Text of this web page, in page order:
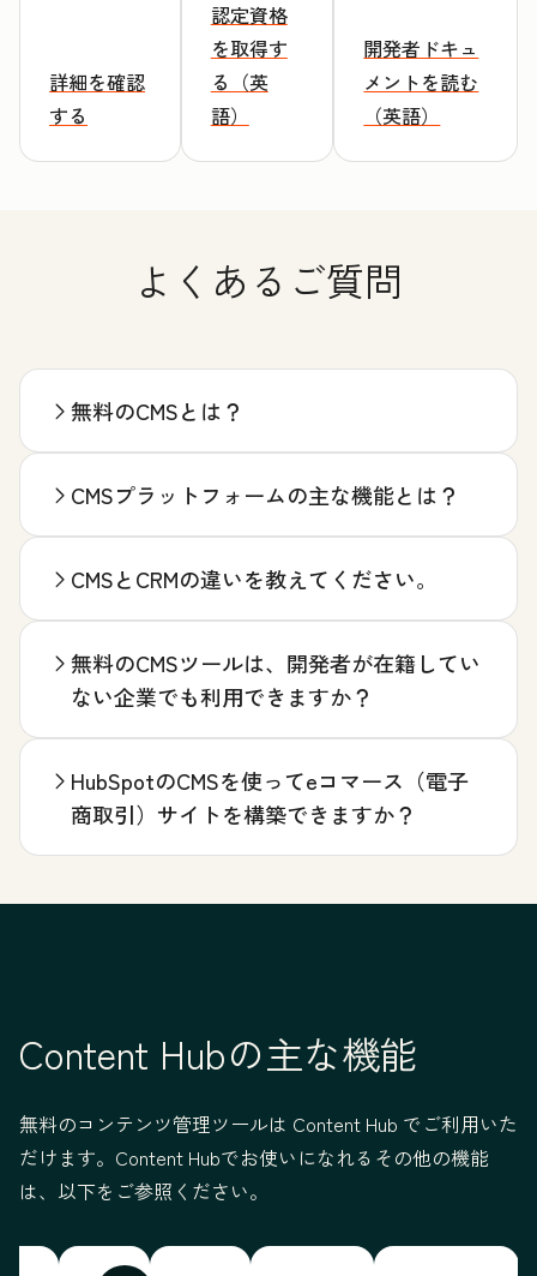
詳細を確認
する
認定資格
を取得す
る（英
語）
開発者ドキュ
メントを読む
（英語）
よくあるご質問
無料のCMSとは？
CMSプラットフォームの主な機能とは？
CMSとCRMの違いを教えてください。
無料のCMSツールは、開発者が在籍してい
ない企業でも利用できますか？
HubSpotのCMSを使ってeコマース（電子
商取引）サイトを構築できますか？
Content Hubの主な機能
無料のコンテンツ管理ツールは Content Hub でご利用いた
だけます。Content Hubでお使いになれるその他の機能
は、以下をご参照ください。